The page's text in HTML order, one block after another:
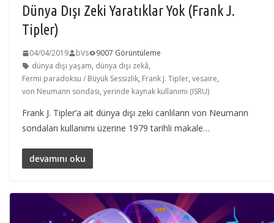
Dünya Dışı Zeki Yaratıklar Yok (Frank J.
Tipler)
04/04/2019 bVs
9007 Görüntüleme
dünya dışı yaşam, dünya dışı zekâ,
Fermi paradoksu / Büyük Sessizlik, Frank J. Tipler, vesaire,
von Neumann sondası, yerinde kaynak kullanımı (ISRU)
Frank J. Tipler’a ait dünya dışı zeki canlıların von Neumann
sondaları kullanımı üzerine 1979 tarihli makale…
devamını oku